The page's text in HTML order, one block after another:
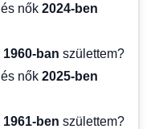
nők 2024-ben
1960-ban születtem?
nők 2025-ben
1961-ben születtem?